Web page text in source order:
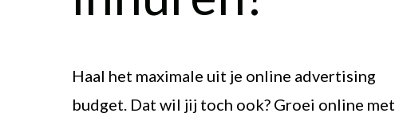
Haal het maximale uit je online advertising
budget. Dat wil jij toch ook? Groei online met